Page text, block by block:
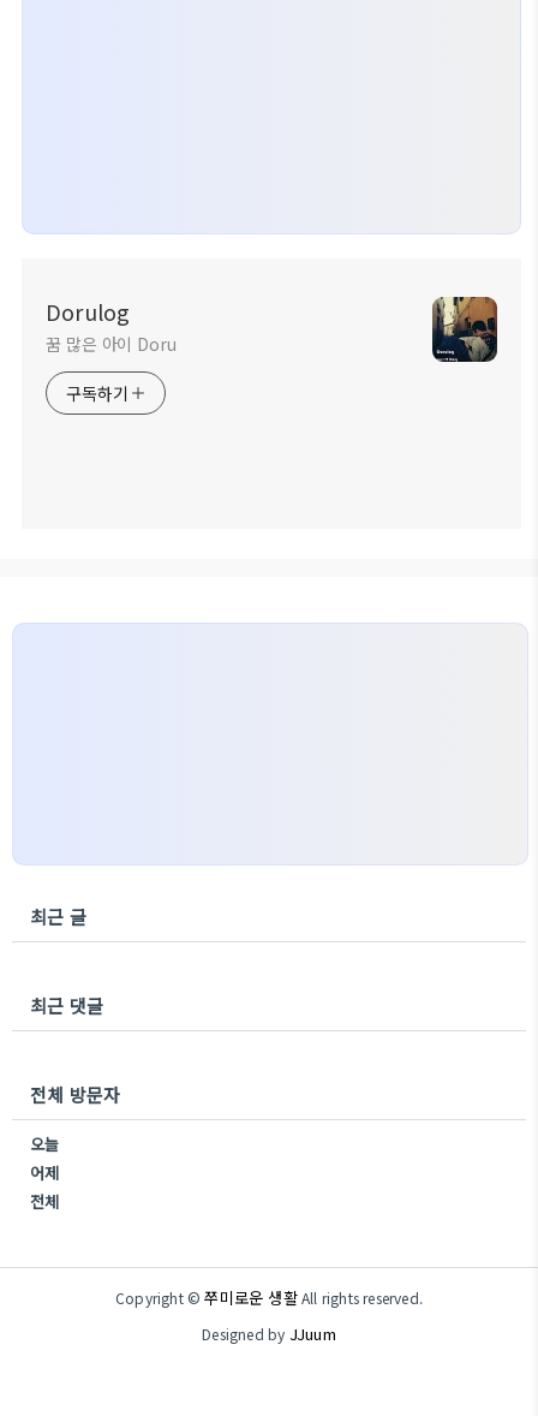
Dorulog
꿈 많은 아이 Doru
구독하기
최근 글
최근 댓글
전체 방문자
오늘
어제
전체
Copyright ©쭈미로운 생활All rights reserved.
Designed by JJuum